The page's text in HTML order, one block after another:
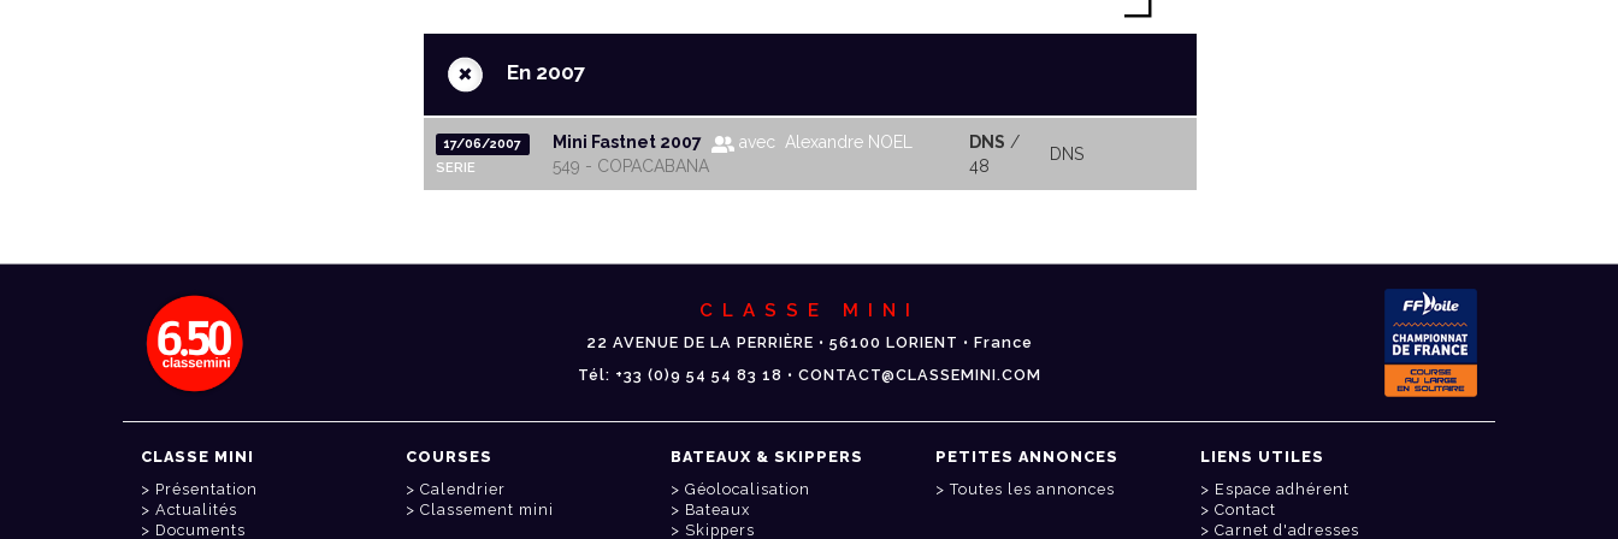
+ En 2007
17/06/2007
SERIE
Mini Fastnet 2007
avec Alexandre NOEL
549 - COPACABANA
DNS /
48
DNS
CLASSE MINI
22 AVENUE DE LA PERRIÈRE • 56100 LORIENT • France
Tél: +33 (0)9 54 54 83 18 • CONTACT@CLASSEMINI.COM
CLASSE MINI
Présentation
Actualités
Documents
COURSES
Calendrier
Classement mini
BATEAUX & SKIPPERS
Géolocalisation
Bateaux
Skippers
PETITES ANNONCES
Toutes les annonces
LIENS UTILES
Espace adhérent
Contact
Carnet d'adresses